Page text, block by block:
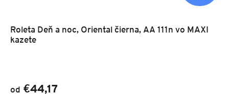
Roleta Deň a noc, Oriental čierna, AA 111n vo MAXI
kazete
od €44,17